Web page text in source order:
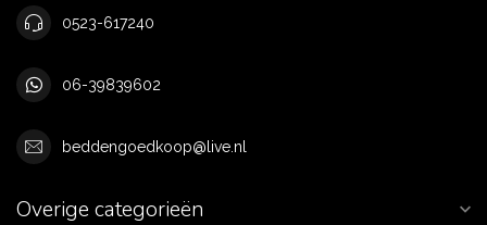
0523-617240
06-39839602
beddengoedkoop@live.nl
Overige categorieën